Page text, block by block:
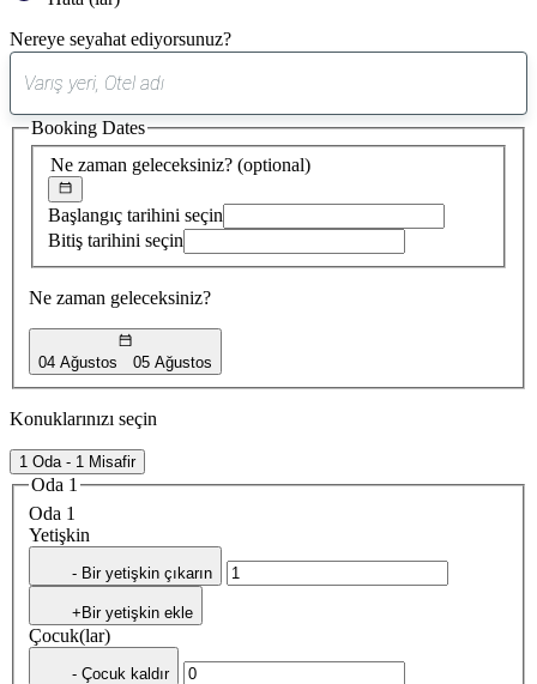
Nereye seyahat ediyorsunuz?
öneri
bulundu
Ne zaman geleceksiniz? (optional)
Başlangıç tarihini seçin
Bitiş tarihini seçin
Ne zaman geleceksiniz?
04 Ağustos 05 Ağustos
Booking Dates
Konuklarınızı seçin
1 Oda - 1 Misafir
Oda 1
Oda 1
Yetişkin
- Bir yetişkin çıkarın
+Bir yetişkin ekle
Çocuk(lar)
- Çocuk kaldır